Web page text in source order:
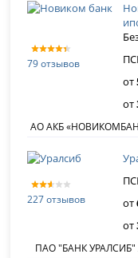
79 отзывов
от
от
АО АКБ
227 отзывов
от
от
ПАО "БАНК